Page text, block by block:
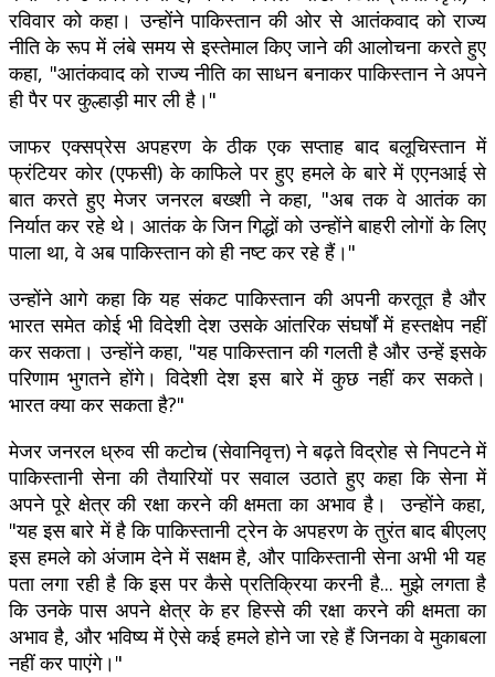
रविवार को कहा। उन्होंने पाकिस्तान की ओर से आतंकवाद को राज्य
नीति के रूप में लंबे समय से इस्तेमाल किए जाने की आलोचना करते हुए
कहा, "आतंकवाद को राज्य नीति का साधन बनाकर पाकिस्तान ने अपने
ही पैर पर कुल्हाड़ी मार ली है।"
जाफर एक्सप्रेस अपहरण के ठीक एक सप्ताह बाद बलूचिस्तान में
फ्रंटियर कोर (एफसी) के काफिले पर हुए हमले के बारे में एएनआई से
बात करते हुए मेजर जनरल बख्शी ने कहा, "अब तक वे आतंक का
निर्यात कर रहे थे। आतंक के जिन गिद्धों को उन्होंने बाहरी लोगों के लिए
पाला था, वे अब पाकिस्तान को ही नष्ट कर रहे हैं।"
उन्होंने आगे कहा कि यह संकट पाकिस्तान की अपनी करतूत है और
भारत समेत कोई भी विदेशी देश उसके आंतरिक संघर्षों में हस्तक्षेप नहीं
कर सकता। उन्होंने कहा, "यह पाकिस्तान की गलती है और उन्हें इसके
परिणाम भुगतने होंगे। विदेशी देश इस बारे में कुछ नहीं कर सकते।
भारत क्या कर सकता है?"
मेजर जनरल ध्रुव सी कटोच (सेवानिवृत्त) ने बढ़ते विद्रोह से निपटने में
पाकिस्तानी सेना की तैयारियों पर सवाल उठाते हुए कहा कि सेना में
अपने पूरे क्षेत्र की रक्षा करने की क्षमता का अभाव है। उन्होंने कहा,
"यह इस बारे में है कि पाकिस्तानी ट्रेन के अपहरण के तुरंत बाद बीएलए
इस हमले को अंजाम देने में सक्षम है, और पाकिस्तानी सेना अभी भी यह
पता लगा रही है कि इस पर कैसे प्रतिक्रिया करनी है... मुझे लगता है
कि उनके पास अपने क्षेत्र के हर हिस्से की रक्षा करने की क्षमता का
अभाव है, और भविष्य में ऐसे कई हमले होने जा रहे हैं जिनका वे मुकाबला
नहीं कर पाएंगे।"